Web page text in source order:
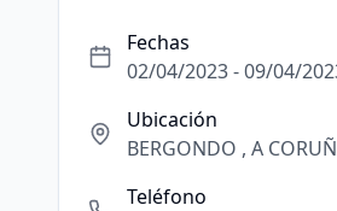
Fechas
02/04/2023 - 09/04/
Ubicación
BERGONDO , A
Teléfono